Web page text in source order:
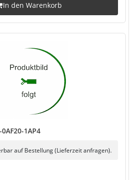
In den Warenkorb
1AP4
auf Bestellung (Lieferzeit anfragen).